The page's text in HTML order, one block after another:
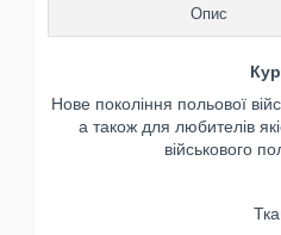
Опис
Нове покоління польової
а також для любителів
військового